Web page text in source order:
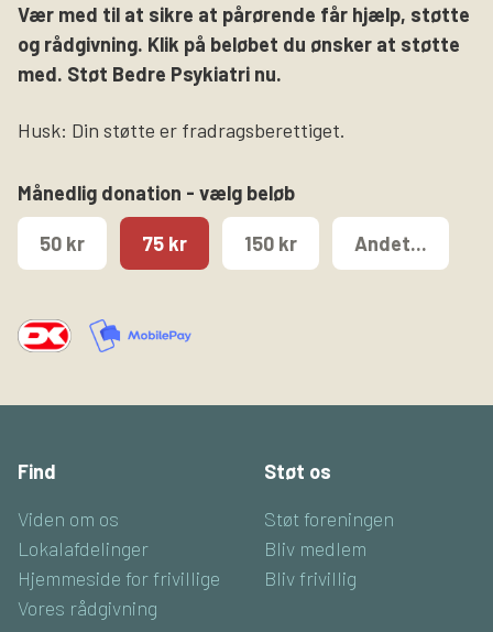
Vær med til at sikre at pårørende får hjælp, støtte
og rådgivning. Klik på beløbet du ønsker at støtte
med. Støt Bedre Psykiatri nu.
Husk: Din støtte er fradragsberettiget.
Månedlig donation - vælg beløb
50 kr 75 kr 150 kr Andet...
Find
Viden om os
Lokalafdelinger
Hjemmeside for frivillige
Vores rådgivning
Støt os
Støt foreningen
Bliv medlem
Bliv frivillig